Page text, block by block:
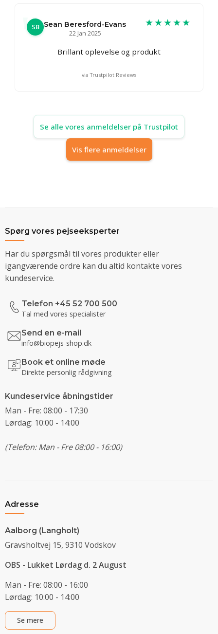
SB Sean Beresford-Evans
22 Jan 2025
★★★★★
Brillant oplevelse og produkt
via Trustpilot Reviews
Se alle vores anmeldelser på Trustpilot
Vis flere anmeldelser
Spørg vores pejseeksperter
Har du spørgsmål til vores produkter eller
igangværende ordre kan du altid kontakte vores
kundeservice.
Telefon +45 52 700 500
Tal med vores specialister
Send en e-mail
info@biopejs-shop.dk
Book et online møde
Direkte personlig rådgivning
Kundeservice åbningstider
Man - Fre: 08:00 - 17:30
Lørdag: 10:00 - 14:00
(Telefon: Man - Fre 08:00 - 16:00)
Adresse
Aalborg (Langholt)
Gravsholtvej 15, 9310 Vodskov
OBS - Lukket Lørdag d. 2 August
Man - Fre: 08:00 - 16:00
Lørdag: 10:00 - 14:00
Se mere